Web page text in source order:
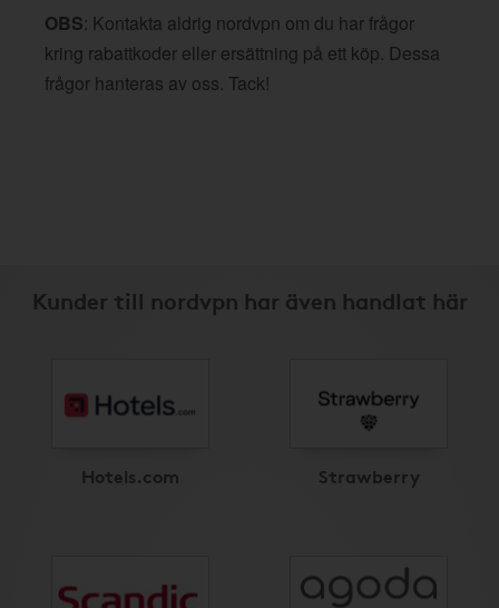
OBS: Kontakta aldrig nordvpn om du har frågor
kring rabattkoder eller ersättning på ett köp. Dessa
frågor hanteras av oss. Tack!
Kunder till nordvpn har även handlat här
Hotels.com Strawberry